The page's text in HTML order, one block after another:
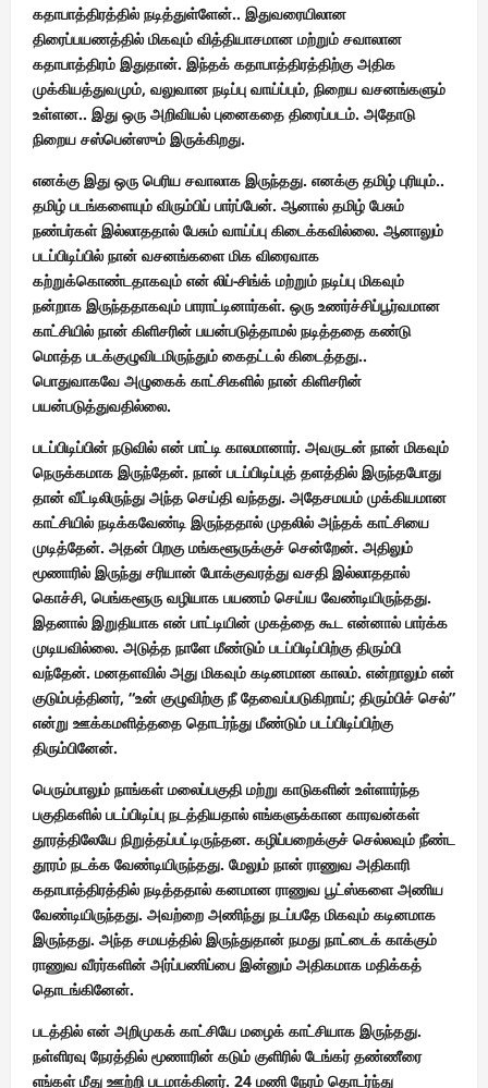
கதாபாத்திரத்தில் நடித்துள்ளேன்.. இதுவரையிலான
திரைப்பயணத்தில் மிகவும் வித்தியாசமான மற்றும் சவாலான
கதாபாத்திரம் இதுதான். இந்தக் கதாபாத்திரத்திற்கு அதிக
முக்கியத்துவமும், வலுவான நடிப்பு வாய்ப்பும், நிறைய வசனங்களும்
உள்ளன.. இது ஒரு அறிவியல் புனைகதை திரைப்படம். அதோடு
நிறைய சஸ்பென்ஸும் இருக்கிறது.
எனக்கு இது ஒரு பெரிய சவாலாக இருந்தது. எனக்கு தமிழ் புரியும்..
தமிழ் படங்களையும் விரும்பிப் பார்ப்பேன். ஆனால் தமிழ் பேசும்
நண்பர்கள் இல்லாததால் பேசும் வாய்ப்பு கிடைக்கவில்லை. ஆனாலும்
படப்பிடிப்பில் நான் வசனங்களை மிக விரைவாக
கற்றுக்கொண்டதாகவும் என் லிப்-சிங்க் மற்றும் நடிப்பு மிகவும்
நன்றாக இருந்ததாகவும் பாராட்டினார்கள். ஒரு உணர்ச்சிப்பூர்வமான
காட்சியில் நான் கிளிசரின் பயன்படுத்தாமல் நடித்ததை கண்டு
மொத்த படக்குழுவிடமிருந்தும் கைதட்டல் கிடைத்தது..
பொதுவாகவே அழுகைக் காட்சிகளில் நான் கிளிசரின்
பயன்படுத்துவதில்லை.
படப்பிடிப்பின் நடுவில் என் பாட்டி காலமானார். அவருடன் நான் மிகவும்
நெருக்கமாக இருந்தேன். நான் படப்பிடிப்புத் தளத்தில் இருந்தபோது
தான் வீட்டிலிருந்து அந்த செய்தி வந்தது. அதேசமயம் முக்கியமான
காட்சியில் நடிக்கவேண்டி இருந்ததால் முதலில் அந்தக் காட்சியை
முடித்தேன். அதன் பிறகு மங்களூருக்குச் சென்றேன். அதிலும்
மூணாரில் இருந்து சரியான் போக்குவரத்து வசதி இல்லாததால்
கொச்சி, பெங்களூரு வழியாக பயணம் செய்ய வேண்டியிருந்தது.
இதனால் இறுதியாக என் பாட்டியின் முகத்தை கூட என்னால் பார்க்க
முடியவில்லை. அடுத்த நாளே மீண்டும் படப்பிடிப்பிற்கு திரும்பி
வந்தேன். மனதளவில் அது மிகவும் கடினமான காலம். என்றாலும் என்
குடும்பத்தினர், “உன் குழுவிற்கு நீ தேவைப்படுகிறாய்; திரும்பிச் செல்”
என்று ஊக்கமளித்ததை தொடர்ந்து மீண்டும் படப்பிடிப்பிற்கு
திரும்பினேன்.
பெரும்பாலும் நாங்கள் மலைப்பகுதி மற்று காடுகளின் உள்ளார்ந்த
பகுதிகளில் படப்பிடிப்பு நடத்தியதால் எங்களுக்கான காரவன்கள்
தூரத்திலேயே நிறுத்தப்பட்டிருந்தன. கழிப்பறைக்குச் செல்லவும் நீண்ட
தூரம் நடக்க வேண்டியிருந்தது. மேலும் நான் ராணுவ அதிகாரி
கதாபாத்திரத்தில் நடித்ததால் கனமான ராணுவ பூட்ஸ்களை அணிய
வேண்டியிருந்தது. அவற்றை அணிந்து நடப்பதே மிகவும் கடினமாக
இருந்தது. அந்த சமயத்தில் இருந்துதான் நமது நாட்டைக் காக்கும்
ராணுவ வீரர்களின் அர்ப்பணிப்பை இன்னும் அதிகமாக மதிக்கத்
தொடங்கினேன்.
படத்தில் என் அறிமுகக் காட்சியே மழைக் காட்சியாக இருந்தது.
நள்ளிரவு நேரத்தில் மூணாரின் கடும் குளிரில் டேங்கர் தண்ணீரை
எங்கள் மீது ஊற்றி படமாக்கினர். 24 மணி நேரம் தொடர்ந்து